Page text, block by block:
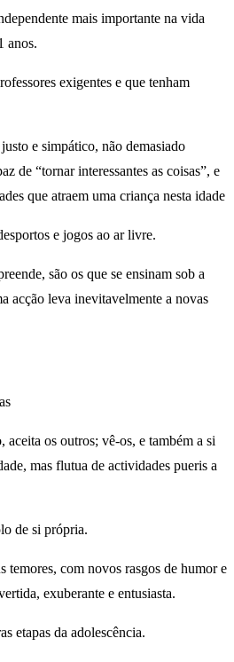
mais importante na vida
anos.
exigentes e que tenham
e simpático, não demasiado
de “tornar interessantes as coisas”, e
que atraem uma criança nesta idade
e jogos ao ar livre.
são os que se ensinam sob a
acção leva inevitavelmente a novas
os outros; vê-os, e também a si
mas flutua de actividades pueris a
de si própria.
temores, com novos rasgos de humor e
exuberante e entusiasta.
etapas da adolescência.